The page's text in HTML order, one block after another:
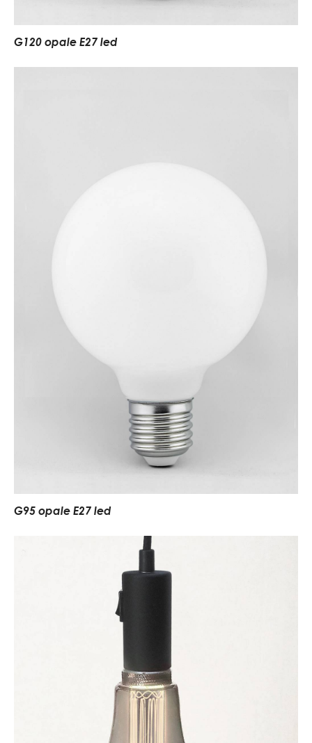
G120 opale E27 led
G95 opale E27 led